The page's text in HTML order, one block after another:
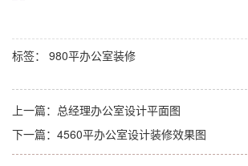
标签： 980平办公室装修
上一篇： 总经理办公室设计平面图
下一篇： 4560平办公室设计装修效果图